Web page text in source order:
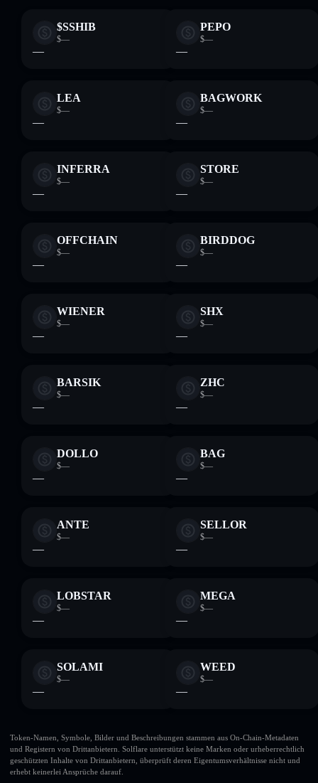
$SSHIB
$—
—
PEPO
$—
—
LEA
$—
—
BAGWORK
$—
—
INFERRA
$—
—
STORE
$—
—
OFFCHAIN
$—
—
BIRDDOG
$—
—
WIENER
$—
—
SHX
$—
—
BARSIK
$—
—
ZHC
$—
—
DOLLO
$—
—
BAG
$—
—
ANTE
$—
—
SELLOR
$—
—
LOBSTAR
$—
—
MEGA
$—
—
SOLAMI
$—
—
WEED
$—
—
Token-Namen, Symbole, Bilder und Beschreibungen stammen aus On-Chain-Metadaten
und Registern von Drittanbietern. Solflare unterstützt keine Marken oder urheberrechtlich
geschützten Inhalte von Drittanbietern, überprüft deren Eigentumsverhältnisse nicht und
erhebt keinerlei Ansprüche darauf.